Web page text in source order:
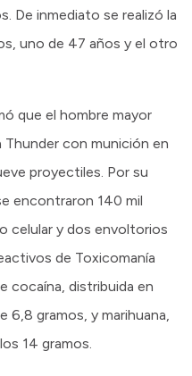
De inmediato se realizó la
uno de 47 años y el otro
que el hombre mayor
con munición en
proyectiles. Por su
encontraron 140 mil
celular y dos envoltorios
de Toxicomanía
cocaína, distribuida en
gramos, y marihuana,
14 gramos.